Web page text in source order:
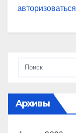
авторизоваться
Архивы